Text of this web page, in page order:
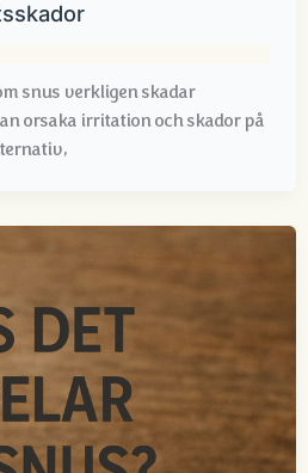
snus verkligen skadar
orsaka irritation och skador på